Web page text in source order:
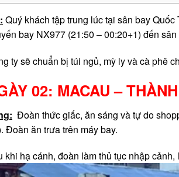
Quý khách tập trung lúc tại sân bay
bay NX977 (21:50 – 00:20+1) đến
ty sẽ chuẩn bị túi ngủ, mỳ ly và cà phê
02: MACAU –
Đoàn thức giấc, ăn sáng và tự do
Đoàn ăn trưa trên máy bay.
khi hạ cánh, đoàn làm thủ tục nhập